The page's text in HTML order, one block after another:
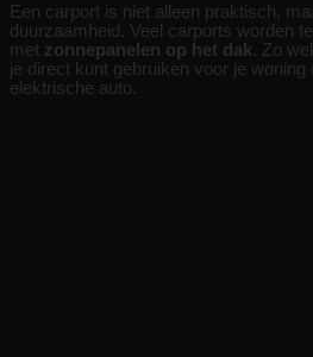
Een carport is niet alleen praktisch,
duurzaamheid. Veel carports worden
met zonnepanelen op het dak. Zo
je direct kunt gebruiken voor je woning
elektrische auto.